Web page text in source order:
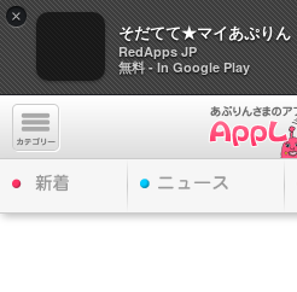
×
そだてて★マイあぷりん
RedApps JP
無料 - In Google Play